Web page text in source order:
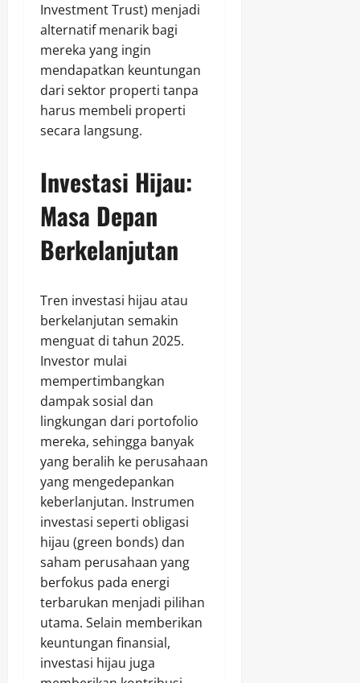
Investment Trust) menjadi
alternatif menarik bagi
mereka yang ingin
mendapatkan keuntungan
dari sektor properti tanpa
harus membeli properti
secara langsung.
Investasi Hijau:
Masa Depan
Berkelanjutan
Tren investasi hijau atau
berkelanjutan semakin
menguat di tahun 2025.
Investor mulai
mempertimbangkan
dampak sosial dan
lingkungan dari portofolio
mereka, sehingga banyak
yang beralih ke perusahaan
yang mengedepankan
keberlanjutan. Instrumen
investasi seperti obligasi
hijau (green bonds) dan
saham perusahaan yang
berfokus pada energi
terbarukan menjadi pilihan
utama. Selain memberikan
keuntungan finansial,
investasi hijau juga